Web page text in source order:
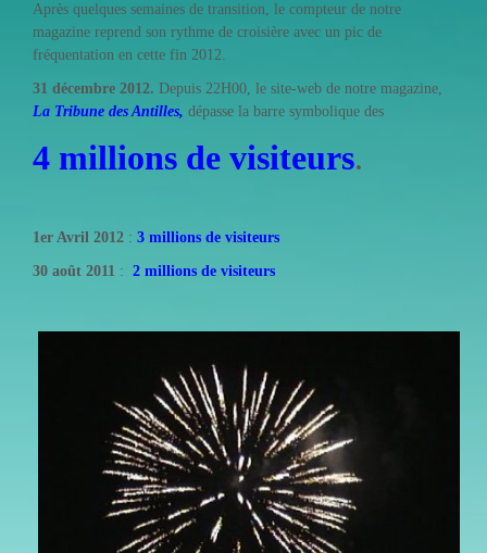
Après quelques semaines de transition, le compteur de notre
magazine reprend son rythme de croisière avec un pic de
fréquentation en cette fin 2012.
31 décembre 2012. Depuis 22H00, le site-web de notre magazine,
La Tribune des Antilles, dépasse la barre symbolique des
4 millions de visiteurs.
1er Avril 2012 : 3 millions de visiteurs
30 août 2011 : 2 millions de visiteurs